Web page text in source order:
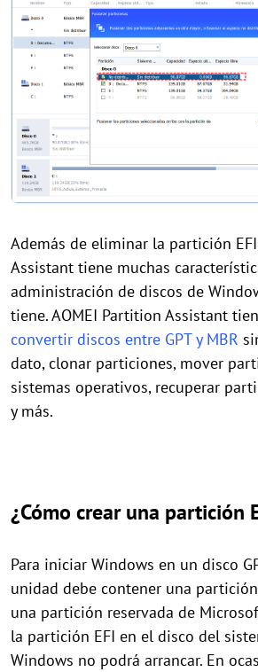
Además de eliminar la partición
Assistant tiene muchas
administración de discos de
tiene. AOMEI Partition Assistant
convertir discos entre GPT y MBR
dato, clonar particiones, mover
sistemas operativos, recuperar
y más.
¿Cómo crear una partición
Para iniciar Windows en un disco
unidad debe contener una
una partición reservada de
la partición EFI en el disco del
Windows no podrá arrancar. En